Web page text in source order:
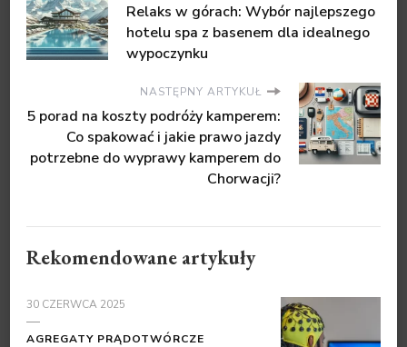
Relaks w górach: Wybór najlepszego
hotelu spa z basenem dla idealnego
wypoczynku
NASTĘPNY ARTYKUŁ
5 porad na koszty podróży kamperem:
Co spakować i jakie prawo jazdy
potrzebne do wyprawy kamperem do
Chorwacji?
Rekomendowane artykuły
30 CZERWCA 2025
AGREGATY PRĄDOTWÓRCZE